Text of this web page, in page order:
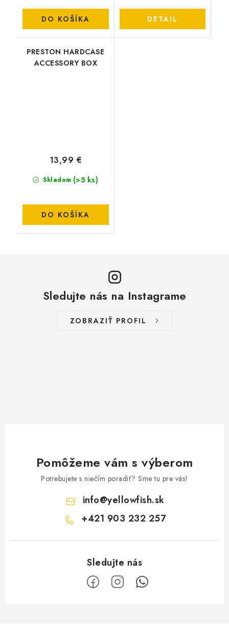
DO KOŠÍKA DETAIL
PRESTON HARDCASE
ACCESSORY BOX
Skladom (>5 ks)
13,99 €
DO KOŠÍKA
Sledujte nás na Instagrame
ZOBRAZIŤ PROFIL
Pomôžeme vám s výberom
Potrebujete s niečím poradiť? Sme tu pre vás!
info@yellowfish.sk
+421 903 232 257